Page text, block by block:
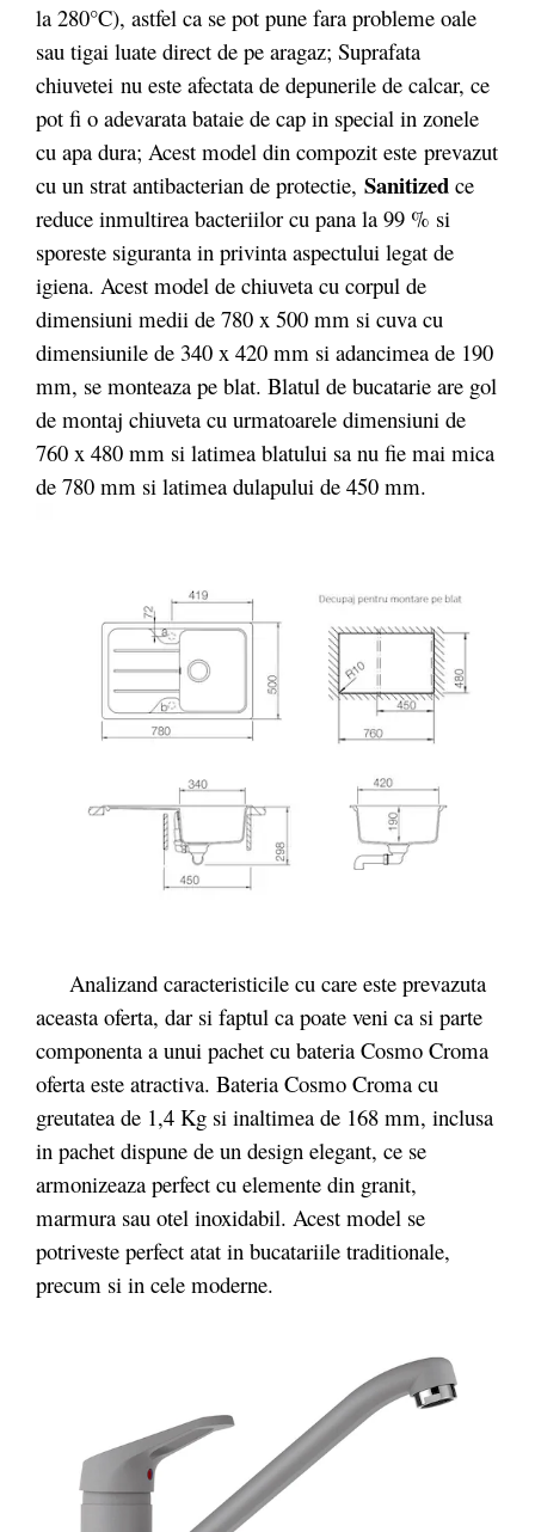
la 280°C), astfel ca se pot pune fara probleme oale
sau tigai luate direct de pe aragaz; Suprafata
chiuvetei nu este afectata de depunerile de calcar, ce
pot fi o adevarata bataie de cap in special in zonele
cu apa dura; Acest model din compozit este prevazut
cu un strat antibacterian de protectie, Sanitized ce
reduce inmultirea bacteriilor cu pana la 99 % si
sporeste siguranta in privinta aspectului legat de
igiena. Acest model de chiuveta cu corpul de
dimensiuni medii de 780 x 500 mm si cuva cu
dimensiunile de 340 x 420 mm si adancimea de 190
mm, se monteaza pe blat. Blatul de bucatarie are gol
de montaj chiuveta cu urmatoarele dimensiuni de
760 x 480 mm si latimea blatului sa nu fie mai mica
de 780 mm si latimea dulapului de 450 mm.
Analizand caracteristicile cu care este prevazuta
aceasta oferta, dar si faptul ca poate veni ca si parte
componenta a unui pachet cu bateria Cosmo Croma
oferta este atractiva. Bateria Cosmo Croma cu
greutatea de 1,4 Kg si inaltimea de 168 mm, inclusa
in pachet dispune de un design elegant, ce se
armonizeaza perfect cu elemente din granit,
marmura sau otel inoxidabil. Acest model se
potriveste perfect atat in bucatariile traditionale,
precum si in cele moderne.